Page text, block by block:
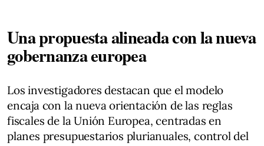
Una propuesta alineada con la nueva
gobernanza europea
Los investigadores destacan que el modelo
encaja con la nueva orientación de las reglas
fiscales de la Unión Europea, centradas en
planes presupuestarios plurianuales, control del